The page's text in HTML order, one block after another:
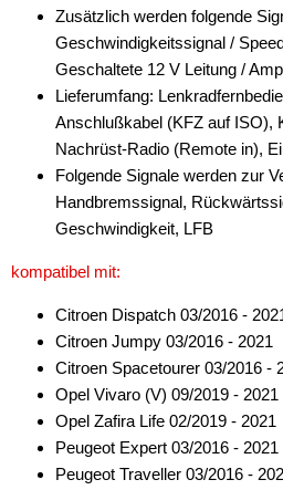
Zusätzlich werden folgende
Geschwindigkeitssignal /
Geschaltete 12 V Leitung /
Lieferumfang:
Anschlußkabel (KFZ auf ISO),
Nachrüst-Radio (Remote in),
Folgende Signale werden zur
Handbremssignal,
Geschwindigkeit, LFB
kompatibel mit:
Citroen Dispatch 03/2016 -
Citroen Jumpy 03/2016 - 2021
Citroen Spacetourer 03/2016 -
Opel Vivaro (V) 09/2019 - 2021
Opel Zafira Life 02/2019 - 2021
Peugeot Expert 03/2016 - 2021
Peugeot Traveller 03/2016 -